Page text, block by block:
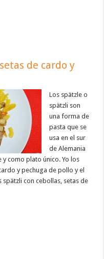
de cardo y
Los spätzle o
spätzli son
una forma de
pasta que se
usa en el sur
de Alemania
como plato único. Yo los
y pechuga de pollo y el
con cebollas, setas de